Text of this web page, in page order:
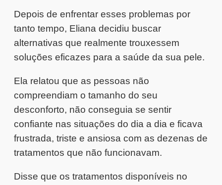
Depois de enfrentar esses problemas por
tanto tempo, Eliana decidiu buscar
alternativas que realmente trouxessem
soluções eficazes para a saúde da sua pele.
Ela relatou que as pessoas não
compreendiam o tamanho do seu
desconforto, não conseguia se sentir
confiante nas situações do dia a dia e ficava
frustrada, triste e ansiosa com as dezenas de
tratamentos que não funcionavam.
Disse que os tratamentos disponíveis no